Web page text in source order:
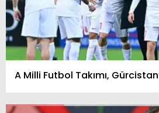
A Milli Futbol Takımı,